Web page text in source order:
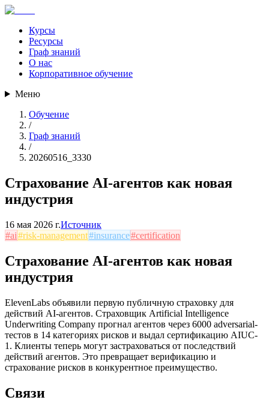
Курсы
Ресурсы
Граф знаний
О нас
Корпоративное обучение
Меню
Обучение
/
Граф знаний
/
20260516_3330
Страхование AI-агентов как новая
индустрия
16 мая 2026 г.Источник
#ai#risk-management#insurance#certification
Страхование AI-агентов как новая
индустрия
ElevenLabs объявили первую публичную страховку для
действий AI-агентов. Страховщик Artificial Intelligence
Underwriting Company прогнал агентов через 6000 adversarial-
тестов в 14 категориях рисков и выдал сертификацию AIUC-
1. Клиенты теперь могут застраховаться от последствий
действий агентов. Это превращает верификацию и
страхование рисков в конкурентное преимущество.
Связи